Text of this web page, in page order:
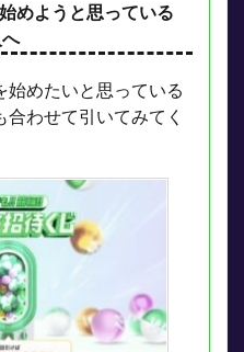
めようと思っている
へ
始めたいと思っている
わせて引いてみてく